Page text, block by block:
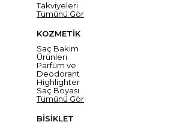
Takviyeleri
Tümünü Gör
KOZMETİK
Saç Bakım
Ürünleri
Parfüm ve
Deodorant
Highlighter
Saç Boyası
Tümünü Gör
BİSİKLET